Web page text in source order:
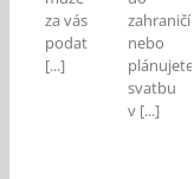
za vás
podat
[...]
zahraničí
nebo
plánujete
svatbu
v [...]